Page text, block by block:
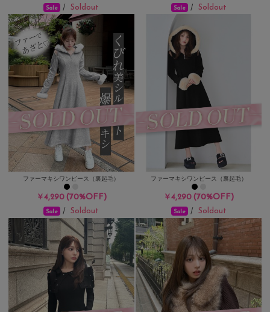
Sale /Soldout
ファーマキシワンピース（裏起毛）
￥4,290(70%OFF)
Sale / Soldout
ファーマキシワンピース（裏起毛）
￥4,290(70%OFF)
Sale /Soldout Sale / Soldout